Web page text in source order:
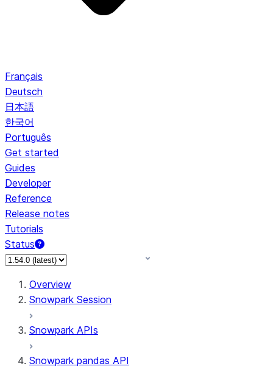
Français
Deutsch
日本語
한국어
Português
Get started
Guides
Developer
Reference
Release notes
Tutorials
Status
Overview
Snowpark Session
Snowpark APIs
Snowpark pandas API